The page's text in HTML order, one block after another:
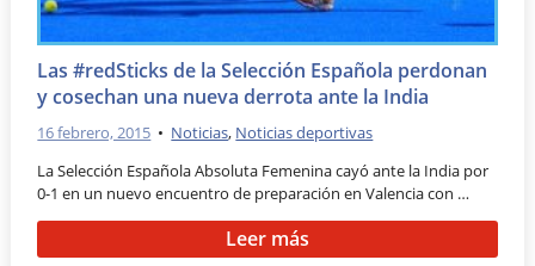
Las #redSticks de la Selección Española perdonan
y cosechan una nueva derrota ante la India
16 febrero, 2015 • Noticias, Noticias deportivas
La Selección Española Absoluta Femenina cayó ante la India por
0-1 en un nuevo encuentro de preparación en Valencia con …
Leer más